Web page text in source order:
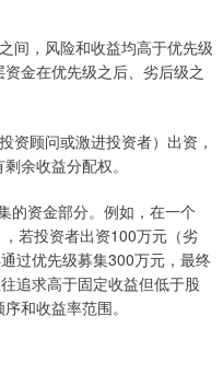
间，风险和收益均高于优先级
金在优先级之后、劣后级之
资顾问或激进投资者）出资，
余收益分配权。
的资金部分。例如，在一个
若投资者出资100万元（劣
过优先级募集300万元，最终
追求高于固定收益但低于股
和收益率范围。